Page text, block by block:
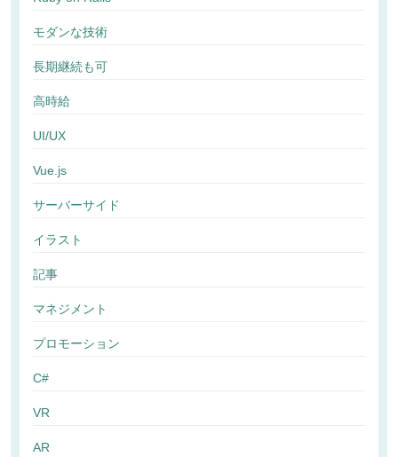
モダンな技術
長期継続も可
高時給
UI/UX
Vue.js
サーバーサイド
イラスト
記事
マネジメント
プロモーション
C#
VR
AR